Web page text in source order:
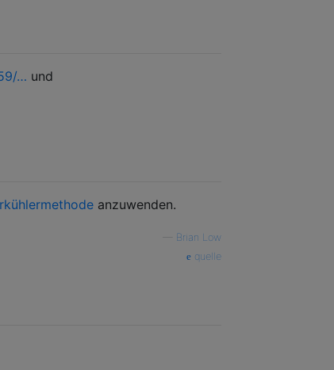
… und
anzuwenden.
Brian Low
quelle